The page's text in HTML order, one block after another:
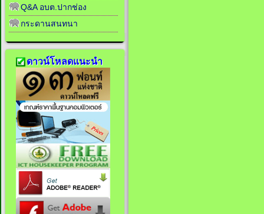
Q&A อบต.ปากช่อง
กระดานสนทนา
ดาวน์โหลดแนะนำ